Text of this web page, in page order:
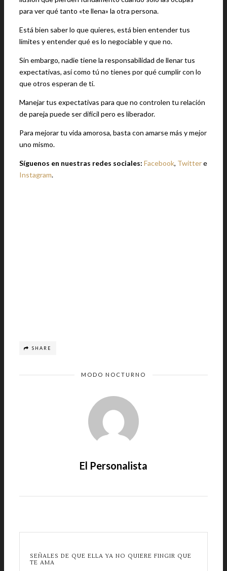
para ver qué tanto «te llena» la otra persona.
Está bien saber lo que quieres, está bien entender tus
límites y entender qué es lo negociable y que no.
Sin embargo, nadie tiene la responsabilidad de llenar tus
expectativas, así como tú no tienes por qué cumplir con lo
que otros esperan de ti.
Manejar tus expectativas para que no controlen tu relación
de pareja puede ser difícil pero es liberador.
Para mejorar tu vida amorosa, basta con amarse más y mejor
uno mismo.
Síguenos en nuestras redes sociales: Facebook, Twittere
Instagram.
SHARE
MODO NOCTURNO
El Personalista
SEÑALES DE QUE ELLA YA NO QUIERE FINGIR QUE
TE AMA